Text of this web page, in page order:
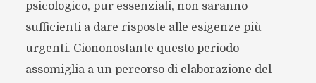
psicologico, pur essenziali, non saranno
sufficienti a dare risposte alle esigenze più
urgenti. Ciononostante questo periodo
assomiglia a un percorso di elaborazione del